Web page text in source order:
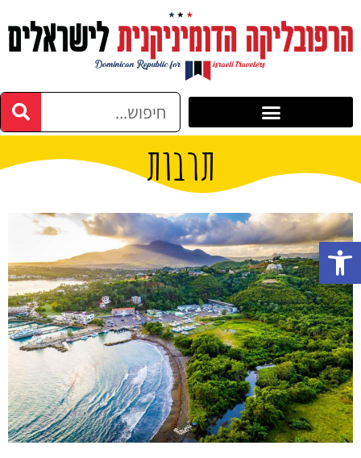
תרבות
פתח סרגל נגישות